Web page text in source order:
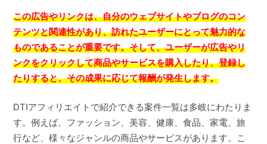
この広告やリンクは、自分のウェブサイトやブログのコン
テンツと関連性があり、訪れたユーザーにとって魅力的な
ものであることが重要です。そして、ユーザーが広告やリ
ンクをクリックして商品やサービスを購入したり、登録し
たりすると、その成果に応じて報酬が発生します。
DTIアフィリエイトで紹介できる案件一覧は多岐にわたりま
す。例えば、ファッション、美容、健康、食品、家電、旅
行など、様々なジャンルの商品やサービスがあります。こ